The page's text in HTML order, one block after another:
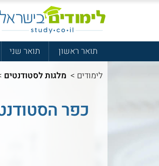
תואר ראשון תואר שני
לימודים > מלגות לסטודנטים
כפר